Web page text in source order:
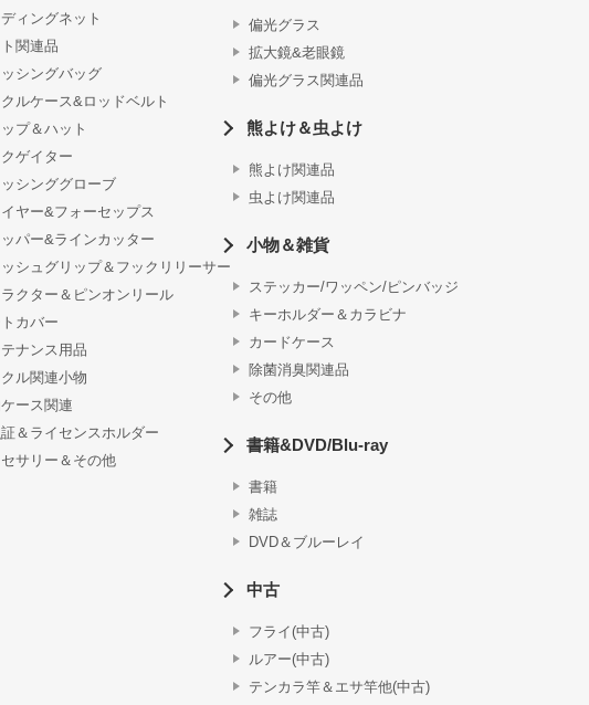
ィングネット
関連品
シングバッグ
ルケース&ロッドベルト
プ＆ハット
ゲイター
シンググローブ
ヤー&フォーセップス
パー&ラインカッター
シュグリップ＆フックリリーサー
ラクター＆ピンオンリール
カバー
テナンス用品
ル関連小物
ース関連
＆ライセンスホルダー
サリー＆その他
偏光グラス
拡大鏡&老眼鏡
偏光グラス関連品
熊よけ＆虫よけ
熊よけ関連品
虫よけ関連品
小物＆雑貨
ステッカー/ワッペン/ピンバッジ
キーホルダー＆カラビナ
カードケース
除菌消臭関連品
その他
書籍&DVD/Blu-ray
書籍
雑誌
DVD＆ブルーレイ
中古
フライ(中古)
ルアー(中古)
テンカラ竿＆エサ竿他(中古)